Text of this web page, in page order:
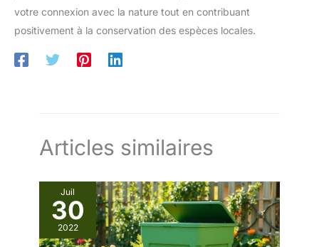
votre connexion avec la nature tout en contribuant
positivement à la conservation des espèces locales.
Articles similaires
Juil
30
2022